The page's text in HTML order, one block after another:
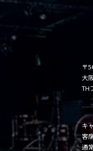
〒
大
TH
キ
客
通